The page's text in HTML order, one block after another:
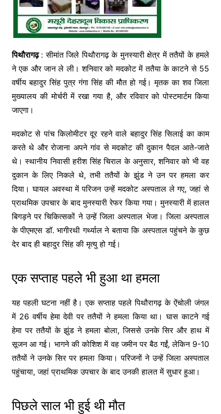
पिथौरागढ़ : सीमांत जिले पिथौरागढ़ के मुनस्यारी क्षेत्र में ततैयों के हमले
ने एक और जान ले ली। शनिवार को मदकोट में ततैया के काटने से 55
वर्षीय बहादुर सिंह पुत्र गंगा सिंह की मौत हो गई। मृतक का शव जिला
मुख्यालय की मोर्चरी में रखा गया है, और रविवार को पोस्टमार्टम किया
जाएगा।
मदकोट से पांच किलोमीटर दूर रहने वाले बहादुर सिंह सिलाई का काम
करते थे और रोजाना अपने गांव से मदकोट की दुकान पैदल आते-जाते
थे। स्थानीय निवासी हरीश सिंह चिराल के अनुसार, शनिवार को भी वह
दुकान के लिए निकले थे, तभी ततैयों के झुंड ने उन पर हमला कर
दिया। घायल अवस्था में परिजन उन्हें मदकोट अस्पताल ले गए, जहां से
प्राथमिक उपचार के बाद मुनस्यारी रेफर किया गया। मुनस्यारी में हालत
बिगड़ने पर चिकित्सकों ने उन्हें जिला अस्पताल भेजा। जिला अस्पताल
के पीएमएस डॉ. भागीरथी गर्थ्याल ने बताया कि अस्पताल पहुंचने के कुछ
देर बाद ही बहादुर सिंह की मृत्यु हो गई।
एक सप्ताह पहले भी हुआ था हमला
यह पहली घटना नहीं है। एक सप्ताह पहले पिथौरागढ़ के ऐंचोली जंगल
में 26 वर्षीय हेमा देवी पर ततैयों ने हमला किया था। घास काटने गई
हेमा पर ततैयों के झुंड ने हमला बोला, जिससे उनके सिर और हाथ में
सूजन आ गई। भागने की कोशिश में वह जमीन पर बैठ गईं, लेकिन 9-10
ततैयों ने उनके सिर पर हमला किया। परिजनों ने उन्हें जिला अस्पताल
पहुंचाया, जहां प्राथमिक उपचार के बाद उनकी हालत में सुधार हुआ।
पिछले साल भी हुई थी मौत